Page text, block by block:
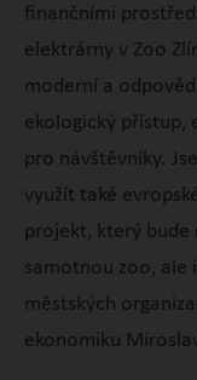
finančními
elektrárny v Zoo
moderní a
ekologický přístup,
pro návštěvníky.
využít také
projekt, který
samotnou zoo, ale
městských
ekonomiku